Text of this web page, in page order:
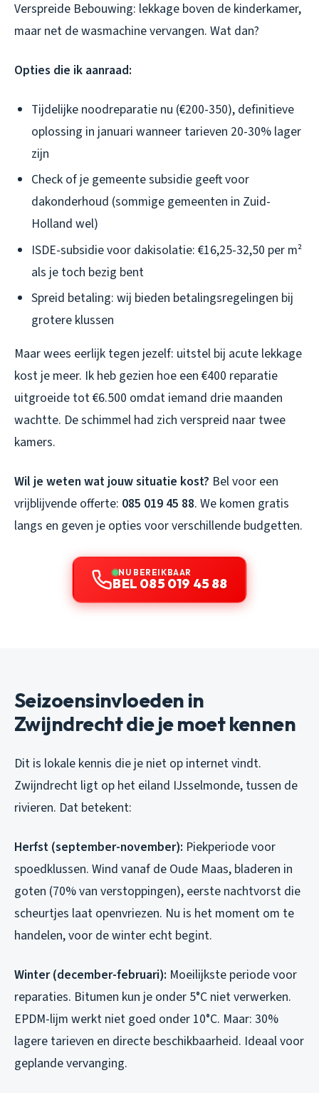
Verspreide Bebouwing: lekkage boven de kinderkamer,
maar net de wasmachine vervangen. Wat dan?
Opties die ik aanraad:
Tijdelijke noodreparatie nu (€200-350), definitieve
oplossing in januari wanneer tarieven 20-30% lager
zijn
Check of je gemeente subsidie geeft voor
dakonderhoud (sommige gemeenten in Zuid-
Holland wel)
ISDE-subsidie voor dakisolatie: €16,25-32,50 per m²
als je toch bezig bent
Spreid betaling: wij bieden betalingsregelingen bij
grotere klussen
Maar wees eerlijk tegen jezelf: uitstel bij acute lekkage
kost je meer. Ik heb gezien hoe een €400 reparatie
uitgroeide tot €6.500 omdat iemand drie maanden
wachtte. De schimmel had zich verspreid naar twee
kamers.
Wil je weten wat jouw situatie kost? Bel voor een
vrijblijvende offerte: 085 019 45 88. We komen gratis
langs en geven je opties voor verschillende budgetten.
NU BEREIKBAAR
BEL 085 019 45 88
Seizoensinvloeden in
Zwijndrecht die je moet kennen
Dit is lokale kennis die je niet op internet vindt.
Zwijndrecht ligt op het eiland IJsselmonde, tussen de
rivieren. Dat betekent:
Herfst (september-november): Piekperiode voor
spoedklussen. Wind vanaf de Oude Maas, bladeren in
goten (70% van verstoppingen), eerste nachtvorst die
scheurtjes laat openvriezen. Nu is het moment om te
handelen, voor de winter echt begint.
Winter (december-februari): Moeilijkste periode voor
reparaties. Bitumen kun je onder 5°C niet verwerken.
EPDM-lijm werkt niet goed onder 10°C. Maar: 30%
lagere tarieven en directe beschikbaarheid. Ideaal voor
geplande vervanging.